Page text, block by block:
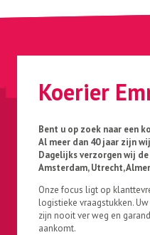
Koerier
Bent u op zoek naar een
Al meer dan 40 jaar zijn
Dagelijks verzorgen wij
Amsterdam, Utrecht,
Onze focus ligt op
logistieke vraagstukken.
zijn nooit ver weg en
aankomt.